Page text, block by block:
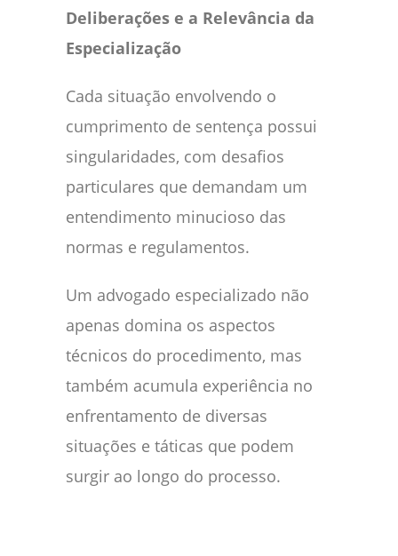
Deliberações e a Relevância da
Especialização
Cada situação envolvendo o
cumprimento de sentença possui
singularidades, com desafios
particulares que demandam um
entendimento minucioso das
normas e regulamentos.
Um advogado especializado não
apenas domina os aspectos
técnicos do procedimento, mas
também acumula experiência no
enfrentamento de diversas
situações e táticas que podem
surgir ao longo do processo.